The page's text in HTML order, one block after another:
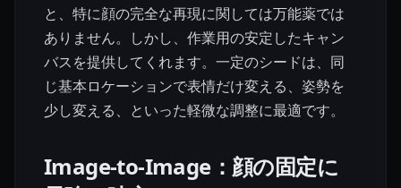
と、特に顔の完全な再現に関しては万能薬では
ありません。しかし、作業用の安定したキャン
バスを提供してくれます。一定のシードは、同
じ基本ロケーションで表情だけ変える、姿勢を
少し変える、といった軽微な調整に最適です。
Image-to-Image：顔の固定に